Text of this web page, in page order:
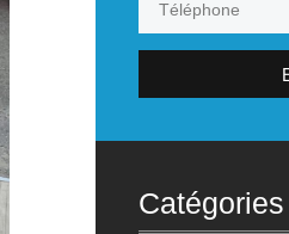
Catégories